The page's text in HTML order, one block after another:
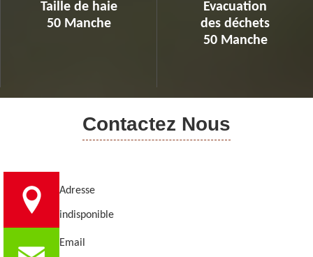
Taille de haie
50 Manche
Evacuation
des déchets
50 Manche
Contactez Nous
Adresse
indisponible
Email